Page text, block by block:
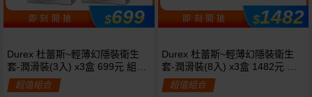
即 刻 開 搶 $699
Durex 杜蕾斯~輕薄幻隱裝衛生
套-潤滑裝(3入) x3盒 699元 組合
款 保險套
超值組合
即 刻 開 搶 $1482
Durex 杜蕾斯~輕薄幻隱裝衛生
套-潤滑裝(8入) x3盒 1482元 組
合D287648】保險套
超值組合